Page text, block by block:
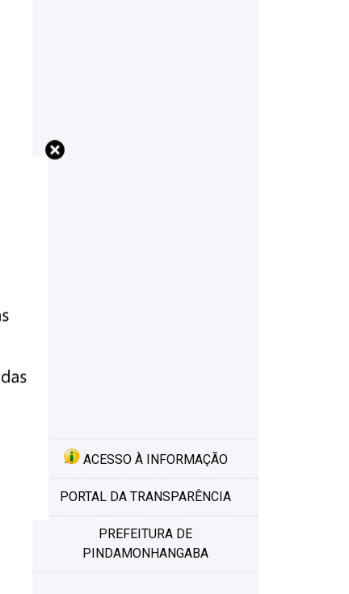
ACESSO À INFORMAÇÃO
PORTAL DA TRANSPARÊNCIA
PREFEITURA DE
PINDAMONHANGABA